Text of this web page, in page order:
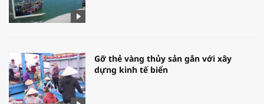
Gỡ thẻ vàng thủy sản gắn với xây
dựng kinh tế biển